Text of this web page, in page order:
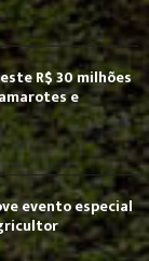
R$ 30 milhões
e
evento especial